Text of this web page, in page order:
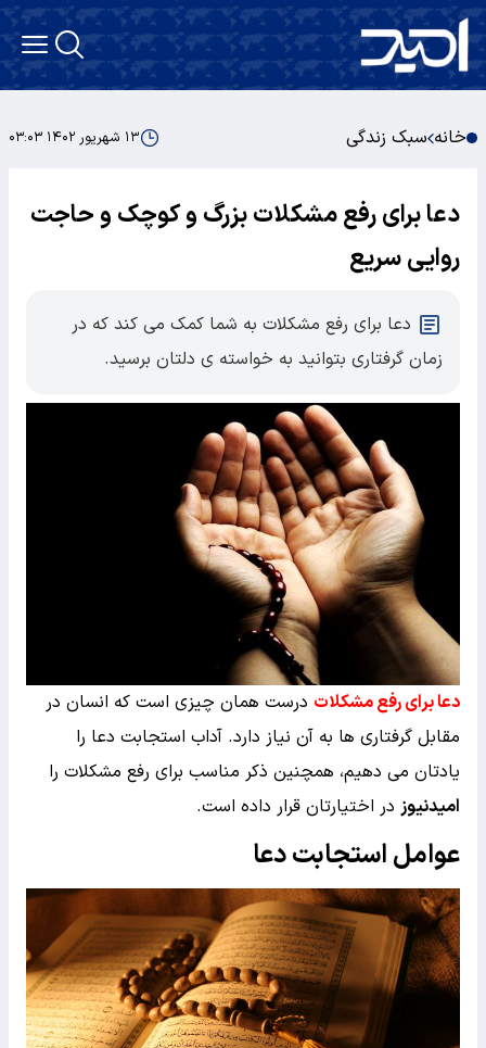
خانه سبک زندگی ۱۳ شهریور ۱۴۰۲ ۰۳:۰۳
دعا برای رفع مشکلات بزرگ و کوچک و حاجت
روایی سریع
دعا برای رفع مشکلات به شما کمک می کند که در
زمان گرفتاری بتوانید به خواسته ی دلتان برسید.
دعا برای رفع مشکلات درست همان چیزی است که انسان در
مقابل گرفتاری ها به آن نیاز دارد. آداب استجابت دعا را
یادتان می دهیم، همچنین ذکر مناسب برای رفع مشکلات را
امیدنیوز در اختیارتان قرار داده است.
عوامل استجابت دعا